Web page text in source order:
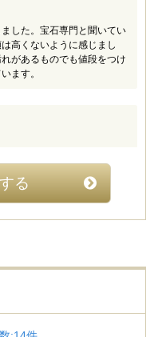
て、納得のいく値段がつい
ました！すると、いくつか
タッフさんの印象も良く、
ので、また利用したいお店
というのは初めてでした
助かりました。
した。宝石専門と聞いてい
高くないように感じまし
があるものでも値段をつけ
ます。
スタッフさんはしっかりし
るための資金集めとして、
ーを売却しました。
たんですが、そこまで買取
る